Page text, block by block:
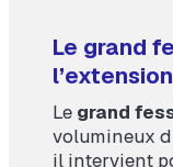
Le grand
Le grand
volumineux
il intervient